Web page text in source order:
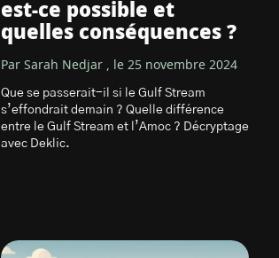
est-ce possible et
quelles conséquences ?
Par Sarah Nedjar , le 25 novembre 2024
Que se passerait-il si le Gulf Stream
s’effondrait demain ? Quelle différence
entre le Gulf Stream et l’Amoc ? Décryptage
avec Deklic.